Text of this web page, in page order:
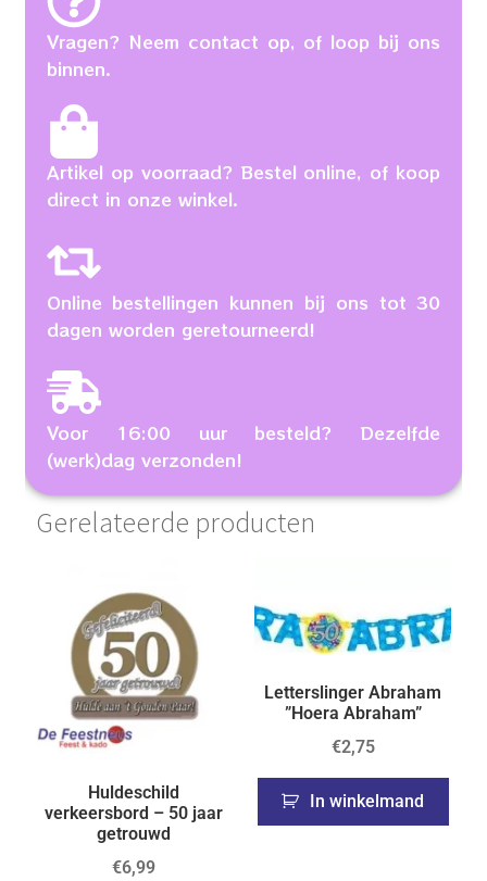
Vragen? Neem contact op, of loop bij ons
binnen.
Artikel op voorraad? Bestel online, of koop
direct in onze winkel.
Online bestellingen kunnen bij ons tot 30
dagen worden geretourneerd!
Voor 16:00 uur besteld? Dezelfde
(werk)dag verzonden!
Gerelateerde producten
Huldeschild
verkeersbord – 50 jaar
getrouwd
€6,99
Letterslinger Abraham
”Hoera Abraham”
€2,75
In winkelmand